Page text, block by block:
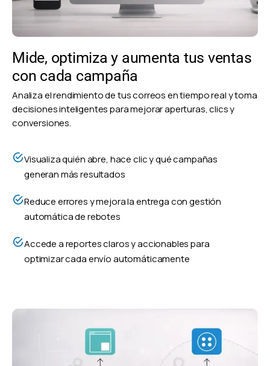
Mide, optimiza y aumenta tus ventas
con cada campaña
Analiza el rendimiento de tus correos en tiempo real y toma
decisiones inteligentes para mejorar aperturas, clics y
conversiones.
Visualiza quién abre, hace clic y qué campañas
generan más resultados
Reduce errores y mejora la entrega con gestión
automática de rebotes
Accede a reportes claros y accionables para
optimizar cada envío automáticamente